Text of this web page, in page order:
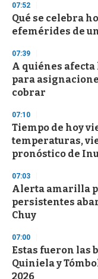
d
s
o
f
3
s
c
o
d
s
07:52
Qué se celebra
efemérides de
07:39
A quiénes afecta
para
cobrar
07:10
Tiempo de hoy
temperaturas,
pronóstico de
07:03
Alerta amarilla
persistentes
Chuy
07:00
Estas fueron las
Quiniela y
2026